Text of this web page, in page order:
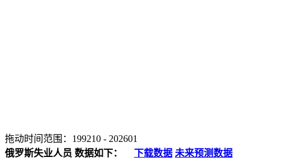
拖动时间范围： 199210 - 202601
俄罗斯失业人员 数据如下：
下载数据 未来预测数据